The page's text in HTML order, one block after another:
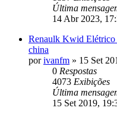
Última
14 Abr 2023,
Renaulk Kwid Elétrico
china
porivanfm » 15 Set
0 Respostas
4073 Exibições
Última
15 Set 2019,